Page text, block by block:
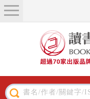
關於我們
近期新書